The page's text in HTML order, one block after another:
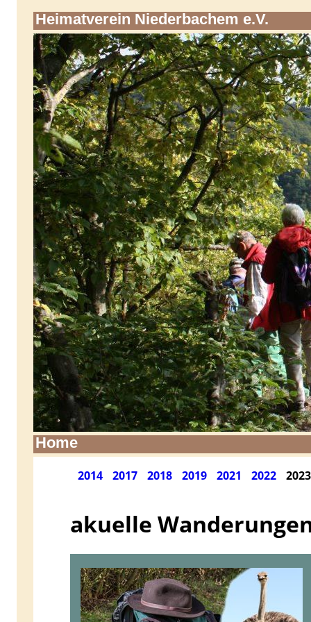
Heimatverein Niederbachem e.V.
Home
2014 2017 2018 2019 2021 2022 2023
akuelle